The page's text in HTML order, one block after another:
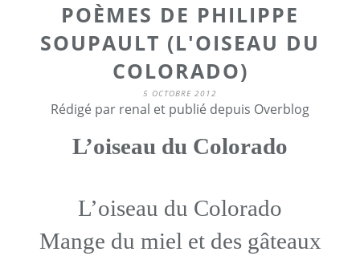
POÈMES DE PHILIPPE
SOUPAULT (L'OISEAU DU
COLORADO)
5 OCTOBRE 2012
Rédigé par renal et publié depuis Overblog
L’oiseau du Colorado
L’oiseau du Colorado
Mange du miel et des gâteaux